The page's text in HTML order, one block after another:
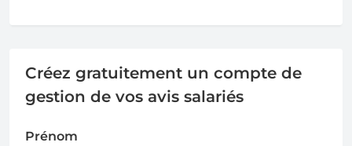
Créez gratuitement un compte de
gestion de vos avis salariés
Prénom